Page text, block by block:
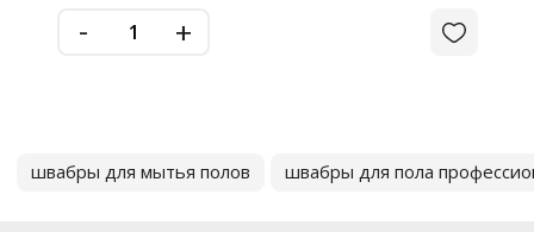
- +
швабры для мытья полов швабры для пола